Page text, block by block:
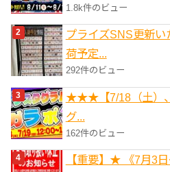
1.8k件のビュー
プライズSNS更新
荷予定...
292件のビュー
★★★【7/18（土）
グ...
162件のビュー
【重要】★ 《7月3